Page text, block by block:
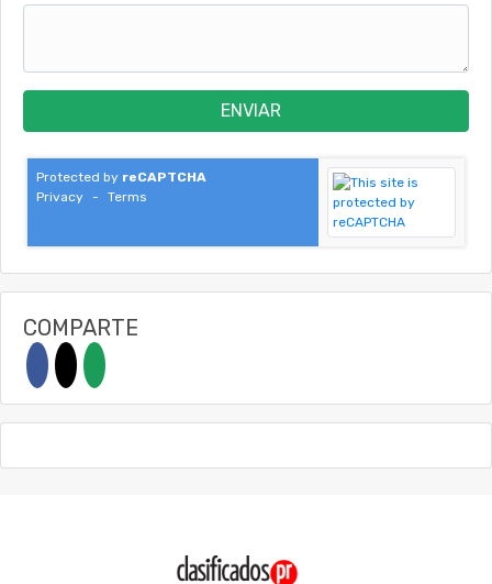
ENVIAR
Protected by reCAPTCHA
Privacy
- Terms
COMPARTE